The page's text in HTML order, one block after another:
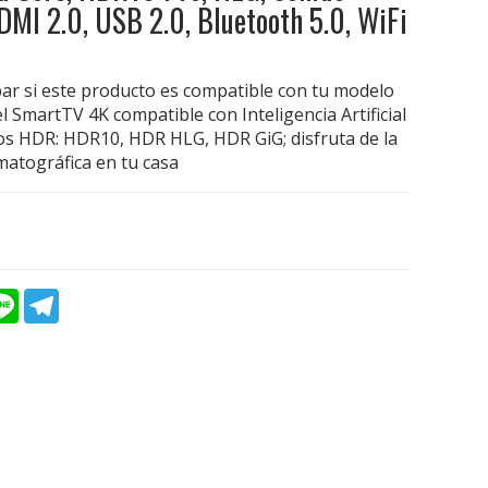
2.0, USB 2.0, Bluetooth 5.0, WiFi
si este producto es compatible con tu modelo
SmartTV 4K compatible con Inteligencia Artificial
HDR10, HDR HLG, HDR GiG; disfruta de la
en tu casa
L